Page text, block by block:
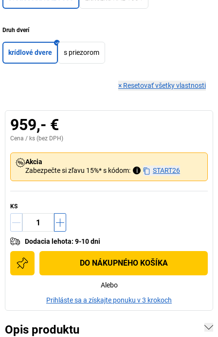
Druh dverí
krídlové dvere s priezorom
× Resetovať všetky vlastnosti
959,- €
Cena / ks (bez DPH)
Akcia
Zabezpečte si zľavu 15%* s kódom:
i START26
KS
Dodacia lehota: 9-10 dni
DO NÁKUPNÉHO KOŠÍKA
Alebo
Prihláste sa a získajte ponuku v 3 krokoch
Opis produktu